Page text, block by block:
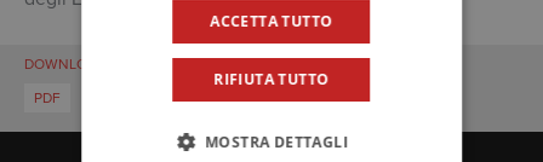
DOWNLOAD
PDF
Programma
ACCETTA TUTTO
RIFIUTA TUTTO
MOSTRA DETTAGLI